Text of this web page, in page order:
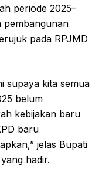
periode 2025–
pembangunan
pada RPJMD
supaya kita semua
belum
kebijakan baru
baru
jelas Bupati
hadir.